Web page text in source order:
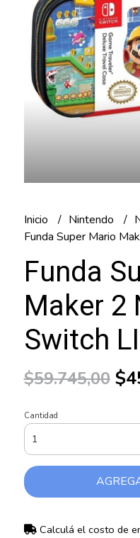
Inicio Nintendo
Funda Super Mario
Funda
Maker 2
Switch
$59.745,00
Cantidad
Calculá el costo de